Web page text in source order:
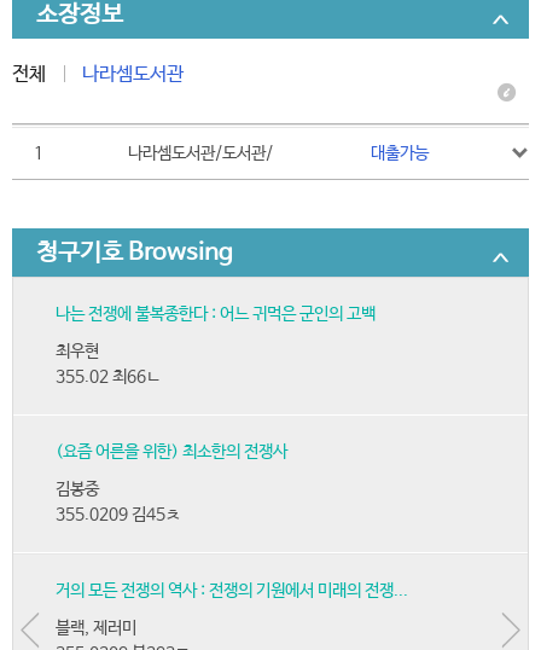
소장정보
전체 나라셈도서관
1 나라셈도서관/도서관/ 대출가능
청구기호 Browsing
나는 전쟁에 불복종한다 : 어느 귀먹은 군인의 고백
최우현
355.02 최66ㄴ
(요즘 어른을 위한) 최소한의 전쟁사
김봉중
355.0209 김45ㅊ
거의 모든 전쟁의 역사 : 전쟁의 기원에서 미래의 전쟁...
블랙, 제러미